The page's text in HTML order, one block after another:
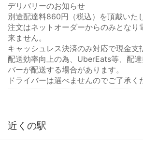
デリバリーのお知らせ
別途配達料860円（税込）を頂戴いた
注文はネットオーダーからのみとなり
来ません。
キャッシュレス決済のみ対応で現金支
配送効率向上の為、UberEats等、配
バーが配送する場合があります。
ドライバーは選べませんのでご了承く
近くの駅